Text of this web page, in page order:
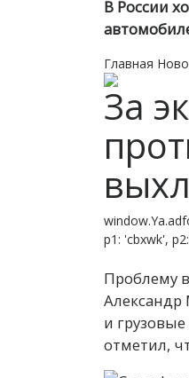
В России
Главная
За
p1: 'cbxwk',
Проблему
Александр
и
отметил,